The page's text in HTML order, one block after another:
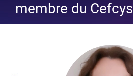
EVENEMENTS
NOUS REJOINDRE
membre du Cefcys